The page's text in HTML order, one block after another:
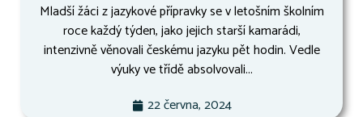
Mladší žáci z jazykové přípravky se v letošním školním
roce každý týden, jako jejich starší kamarádi,
intenzivně věnovali českému jazyku pět hodin. Vedle
výuky ve třídě absolvovali...
22 června, 2024